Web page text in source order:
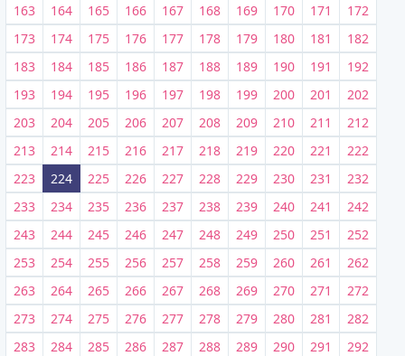
163
164 165 166 167 168 169 170 171
172
173
174 175 176 177 178 179 180 181
182
183
184 185 186 187 188 189 190 191
192
193
194 195 196 197 198 199 200 201
202
203
204 205 206 207 208 209 210 211
212
213
214 215 216 217 218 219 220 221
222
223
224 225 226 227 228 229 230 231
232
233
234 235 236 237 238 239 240 241
242
243
244 245 246 247 248 249 250 251
252
253
254 255 256 257 258 259 260 261
262
263
264 265 266 267 268 269 270 271
272
273
274 275 276 277 278 279 280 281
282
283
284 285 286 287 288 289 290 291
292